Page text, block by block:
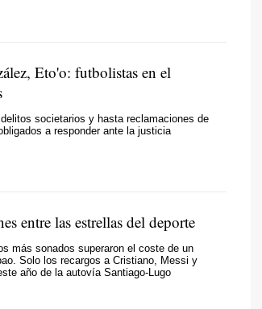
Eto'o: futbolistas en el
societarios y hasta reclamaciones de
a responder ante la justicia
entre las estrellas del deporte
más sonados superaron el coste de un
Solo los recargos a Cristiano, Messi y
año de la autovía Santiago-Lugo